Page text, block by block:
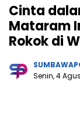
Cinta
Mataram
Rokok di
Senin, 4